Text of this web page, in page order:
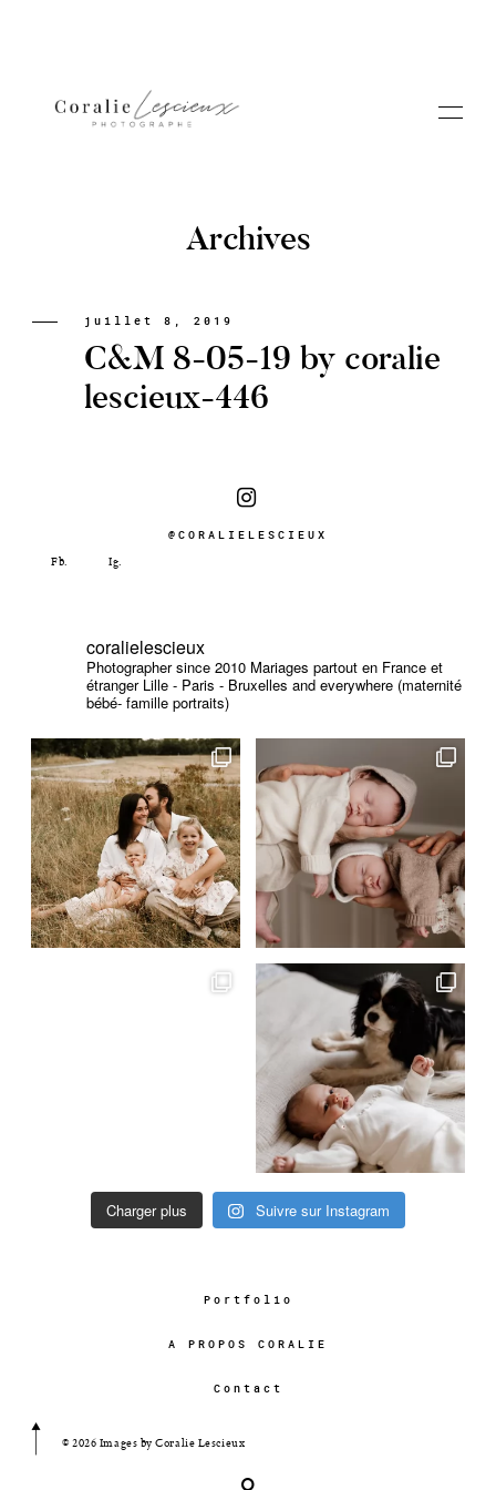
Portfolio
A PROPOS CORALIE
Archives
juillet 8, 2019
C&M 8-05-19 by coralie
lescieux-446
@CORALIELESCIEUX
coralielescieux
Photographer since 2010 Mariages partout en France et
étranger Lille - Paris - Bruxelles and everywhere (maternité
bébé- famille portraits)
Charger plus Suivre sur Instagram
Portfolio
A PROPOS CORALIE
Contact
© 2026 Images by Coralie Lescieux